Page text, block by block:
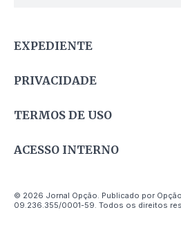
EXPEDIENTE
PRIVACIDADE
TERMOS DE USO
ACESSO INTERNO
© 2026 Jornal Opção. Publicado por
09.236.355/0001-59. Todos os direitos